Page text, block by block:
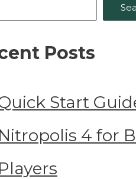
Posts
Start
Nitropolis 4 for
Players